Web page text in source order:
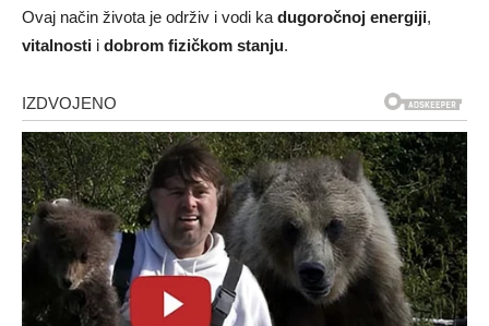
Ovaj način života je održiv i vodi ka dugoročnoj energiji,
vitalnosti i dobrom fizičkom stanju.